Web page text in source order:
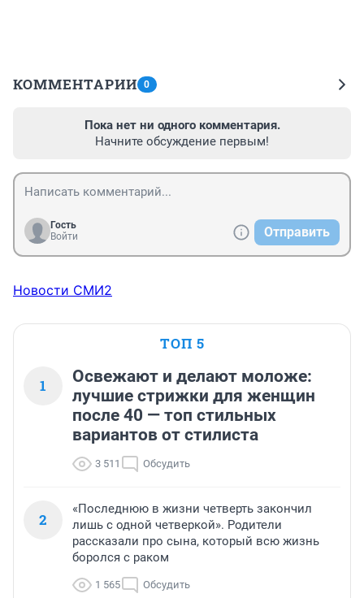
КОММЕНТАРИИ 0
Пока нет ни одного комментария.
Начните обсуждение первым!
Гость
Войти
Отправить
Новости СМИ2
ТОП 5
1
Освежают и делают моложе:
лучшие стрижки для женщин
после 40 — топ стильных
вариантов от стилиста
3 511 Обсудить
2
«Последнюю в жизни четверть закончил
лишь с одной четверкой». Родители
рассказали про сына, который всю жизнь
боролся с раком
1 565 Обсудить